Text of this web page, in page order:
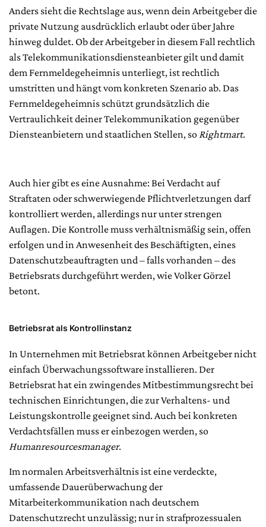
Anders sieht die Rechtslage aus, wenn dein Arbeitgeber die
private Nutzung ausdrücklich erlaubt oder über Jahre
hinweg duldet. Ob der Arbeitgeber in diesem Fall rechtlich
als Telekommunikationsdiensteanbieter gilt und damit
dem Fernmeldegeheimnis unterliegt, ist rechtlich
umstritten und hängt vom konkreten Szenario ab. Das
Fernmeldegeheimnis schützt grundsätzlich die
Vertraulichkeit deiner Telekommunikation gegenüber
Diensteanbietern und staatlichen Stellen, so Rightmart.
Auch hier gibt es eine Ausnahme: Bei Verdacht auf
Straftaten oder schwerwiegende Pflichtverletzungen darf
kontrolliert werden, allerdings nur unter strengen
Auflagen. Die Kontrolle muss verhältnismäßig sein, offen
erfolgen und in Anwesenheit des Beschäftigten, eines
Datenschutzbeauftragten und – falls vorhanden – des
Betriebsrats durchgeführt werden, wie Volker Görzel
betont.
Betriebsrat als Kontrollinstanz
In Unternehmen mit Betriebsrat können Arbeitgeber nicht
einfach Überwachungssoftware installieren. Der
Betriebsrat hat ein zwingendes Mitbestimmungsrecht bei
technischen Einrichtungen, die zur Verhaltens- und
Leistungskontrolle geeignet sind. Auch bei konkreten
Verdachtsfällen muss er einbezogen werden, so
Humanresourcesmanager.
Im normalen Arbeitsverhältnis ist eine verdeckte,
umfassende Dauerüberwachung der
Mitarbeiterkommunikation nach deutschem
Datenschutzrecht unzulässig; nur in strafprozessualen